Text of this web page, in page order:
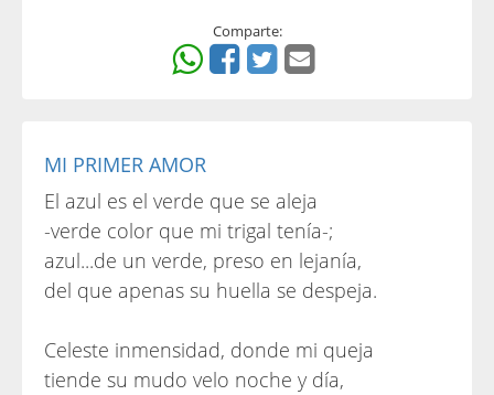
Comparte:
MI PRIMER AMOR
El azul es el verde que se aleja
-verde color que mi trigal tenía-;
azul...de un verde, preso en lejanía,
del que apenas su huella se despeja.
Celeste inmensidad, donde mi queja
tiende su mudo velo noche y día,